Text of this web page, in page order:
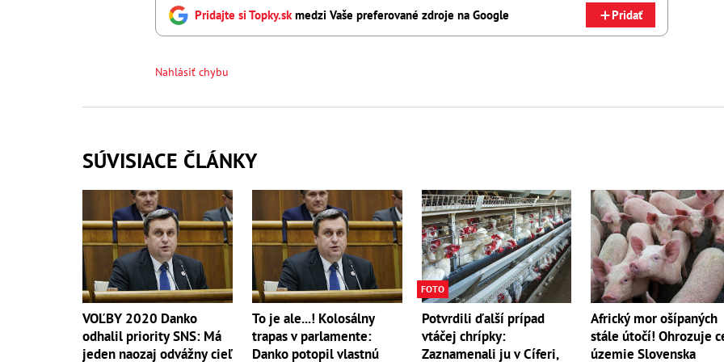
Pridajte si Topky.sk medzi Vaše preferované zdroje na Google Pridať
Nahlásiť chybu
SÚVISIACE ČLÁNKY
VOĽBY 2020 Danko
odhalil priority SNS: Má
jeden naozaj odvážny cieľ
To je ale...! Kolosálny
trapas v parlamente:
Danko potopil vlastnú
FOTO
Potvrdili ďalší prípad
vtáčej chrípky:
Zaznamenali ju v Cíferi,
Africký mor ošípaných
stále útočí! Ohrozuje
územie Slovenska